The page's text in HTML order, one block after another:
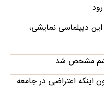
دیپلماسی نمایشی،
قشم مشخص شد
اینکه اعتراضی در جامعه